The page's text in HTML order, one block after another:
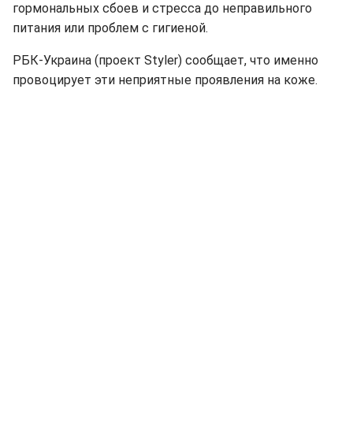
гормональных сбоев и стресса до неправильного
питания или проблем с гигиеной.
РБК-Украина (проект Styler) сообщает, что именно
провоцирует эти неприятные проявления на коже.